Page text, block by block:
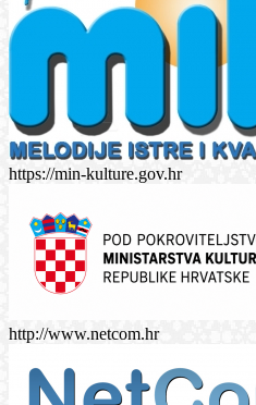
https://min-kulture.gov.hr
http://www.netcom.hr